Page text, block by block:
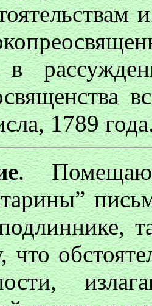
в
1789
. Помещаю
что